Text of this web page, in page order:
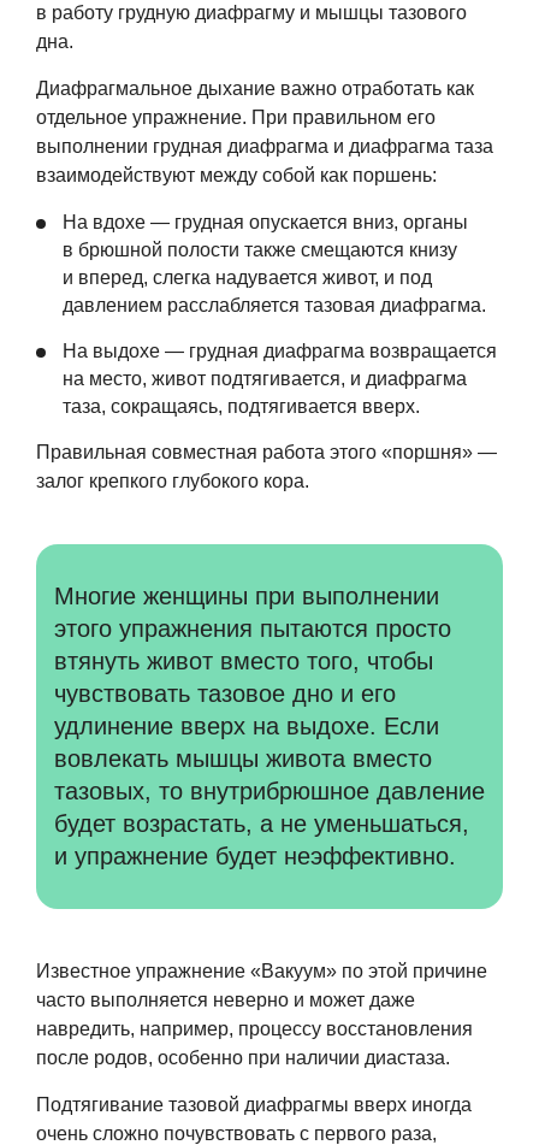
в работу грудную диафрагму и мышцы тазового
дна.
Диафрагмальное дыхание важно отработать как
отдельное упражнение. При правильном его
выполнении грудная диафрагма и диафрагма таза
взаимодействуют между собой как поршень:
На вдохе — грудная опускается вниз, органы
в брюшной полости также смещаются книзу
и вперед, слегка надувается живот, и под
давлением расслабляется тазовая диафрагма.
На выдохе — грудная диафрагма возвращается
на место, живот подтягивается, и диафрагма
таза, сокращаясь, подтягивается вверх.
Правильная совместная работа этого «поршня» —
залог крепкого глубокого кора.
Многие женщины при выполнении
этого упражнения пытаются просто
втянуть живот вместо того, чтобы
чувствовать тазовое дно и его
удлинение вверх на выдохе. Если
вовлекать мышцы живота вместо
тазовых, то внутрибрюшное давление
будет возрастать, а не уменьшаться,
и упражнение будет неэффективно.
Известное упражнение «Вакуум» по этой причине
часто выполняется неверно и может даже
навредить, например, процессу восстановления
после родов, особенно при наличии диастаза.
Подтягивание тазовой диафрагмы вверх иногда
очень сложно почувствовать с первого раза,